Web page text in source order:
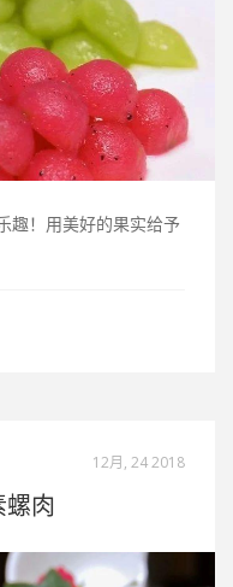
趣！用美好的果实给予
12月, 24 2018
螺肉